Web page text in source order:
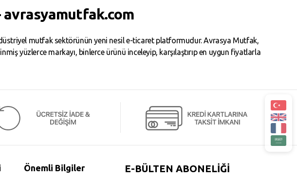
mutfak sektörünün yeni nesil e-ticaret platformudur. Avrasya Mutfak,
yüzlerce markayı, binlerce ürünü inceleyip, karşılaştırıp en uygun fiyatlarla
Önemli Bilgiler E-BÜLTEN ABONELİĞİ